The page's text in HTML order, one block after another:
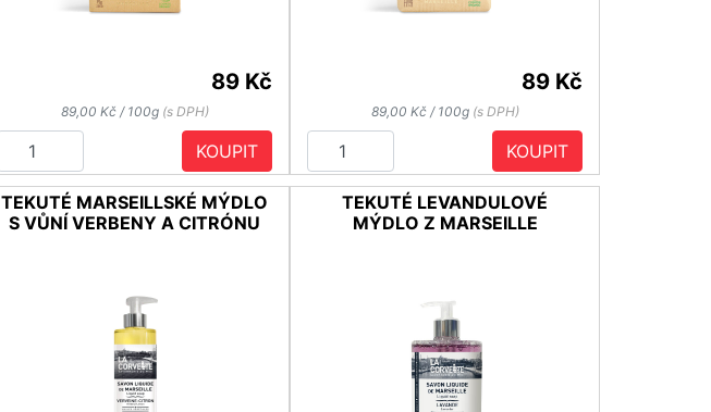
89 Kč
89,00 Kč / 100g (s DPH)
KOUPIT
89 Kč
89,00 Kč / 100g (s DPH)
KOUPIT
TEKUTÉ MARSEILLSKÉ MÝDLO
S VŮNÍ VERBENY A CITRÓNU
TEKUTÉ LEVANDULOVÉ
MÝDLO Z MARSEILLE